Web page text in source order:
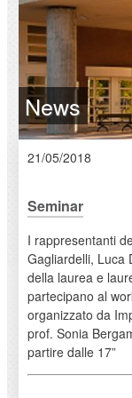
News
21/05/2018
Seminar
I rappresentanti
Gagliardelli, Luca
della laurea e
partecipano al
organizzato da
prof. Sonia
partire dalle 17”